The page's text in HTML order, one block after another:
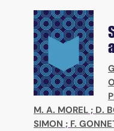
M. A. MOREL ; D.
SIMON ; F.